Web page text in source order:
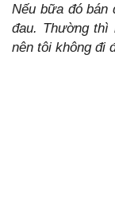
Nếu bữa đó bán
đau. Thường thì
nên tôi không đi